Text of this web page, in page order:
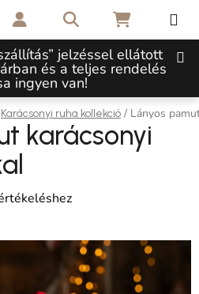
jelzéssel ellátott
és a teljes rendelés
ingyen van!
KeresésKOSÁR
Karácsonyi ruha kollekció / Lányos
karácsonyi
5-ből 0,0 csillag.